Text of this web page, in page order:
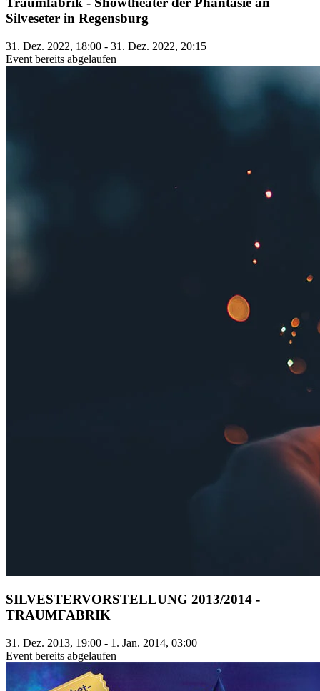
Silveseter in Regensburg
31. Dez. 2022, 18:00 - 31. Dez. 2022, 20:15
Event bereits abgelaufen
SILVESTERVORSTELLUNG 2013/2014 -
TRAUMFABRIK
31. Dez. 2013, 19:00 - 1. Jan. 2014, 03:00
Event bereits abgelaufen